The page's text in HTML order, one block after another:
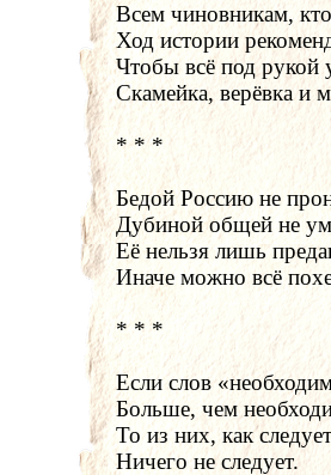
Всем чиновникам,
Ход истории
Чтобы всё под рукой
Скамейка, верёвка и
* * *
Бедой Россию не
Дубиной общей не
Её нельзя лишь
Иначе можно всё
* * *
Если слов
Больше, чем
То из них, как
Ничего не следует.